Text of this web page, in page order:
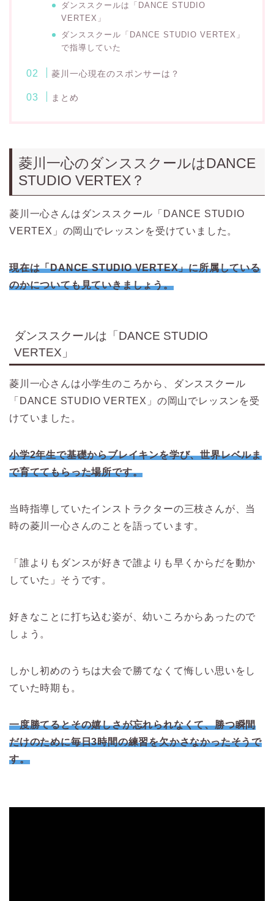
ダンススクールは「DANCE STUDIO
VERTEX」
ダンススクール「DANCE STUDIO VERTEX」
で指導していた
菱川一心現在のスポンサーは？
まとめ
菱川一心のダンススクールはDANCE
STUDIO VERTEX？
菱川一心さんはダンススクール「DANCE STUDIO
VERTEX」の岡山でレッスンを受けていました。
現在は「DANCE STUDIO VERTEX」に所属している
のかについても見ていきましょう。
ダンススクールは「DANCE STUDIO
VERTEX」
菱川一心さんは小学生のころから、ダンススクール
「DANCE STUDIO VERTEX」の岡山でレッスンを受
けていました。
小学2年生で基礎からブレイキンを学び、世界レベルま
で育ててもらった場所です。
当時指導していたインストラクターの三枝さんが、当
時の菱川一心さんのことを語っています。
「誰よりもダンスが好きで誰よりも早くからだを動か
していた」そうです。
好きなことに打ち込む姿が、幼いころからあったので
しょう。
しかし初めのうちは大会で勝てなくて悔しい思いをし
ていた時期も。
一度勝てるとその嬉しさが忘れられなくて、勝つ瞬間
だけのために毎日3時間の練習を欠かさなかったそうで
す。